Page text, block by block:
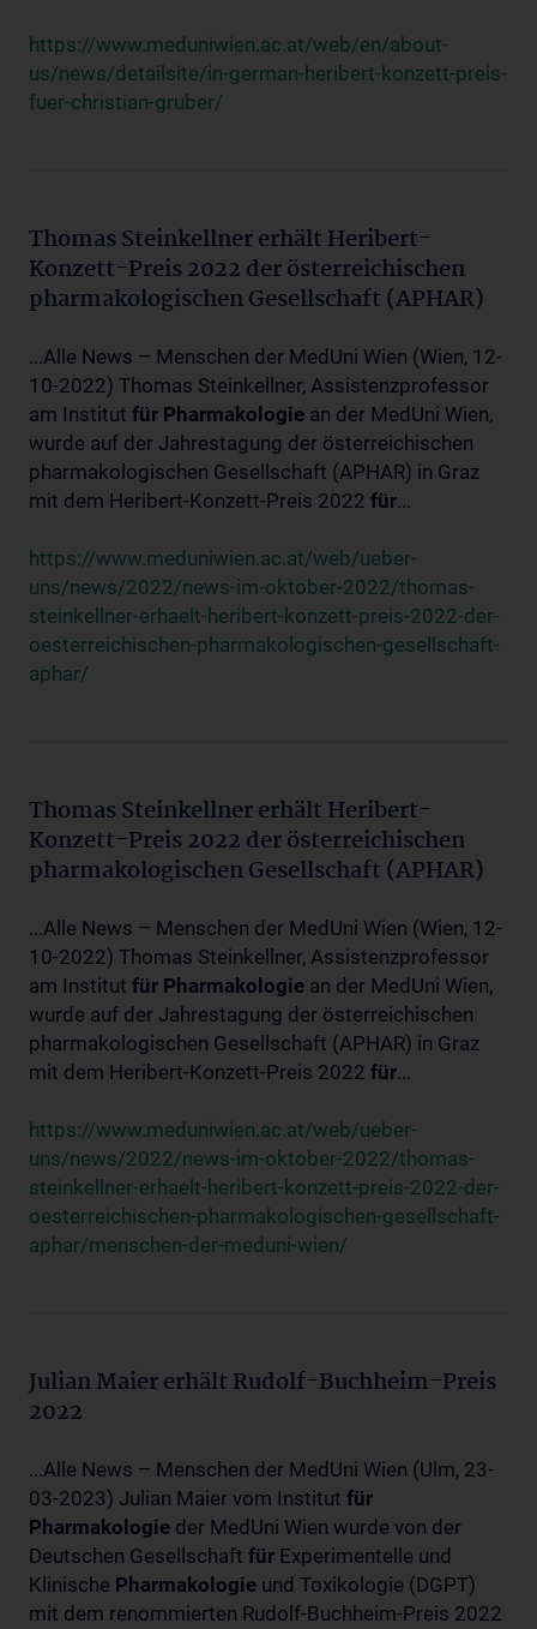
https://www.meduniwien.ac.at/web/en/about-
us/news/detailsite/in-german-heribert-konzett-preis-
fuer-christian-gruber/
Thomas Steinkellner erhält Heribert-
Konzett-Preis 2022 der österreichischen
pharmakologischen Gesellschaft (APHAR)
...Alle News – Menschen der MedUni Wien (Wien, 12-
10-2022) Thomas Steinkellner, Assistenzprofessor
am Institut für Pharmakologie an der MedUni Wien,
wurde auf der Jahrestagung der österreichischen
pharmakologischen Gesellschaft (APHAR) in Graz
mit dem Heribert-Konzett-Preis 2022 für...
https://www.meduniwien.ac.at/web/ueber-
uns/news/2022/news-im-oktober-2022/thomas-
steinkellner-erhaelt-heribert-konzett-preis-2022-der-
oesterreichischen-pharmakologischen-gesellschaft-
aphar/
Thomas Steinkellner erhält Heribert-
Konzett-Preis 2022 der österreichischen
pharmakologischen Gesellschaft (APHAR)
...Alle News – Menschen der MedUni Wien (Wien, 12-
10-2022) Thomas Steinkellner, Assistenzprofessor
am Institut für Pharmakologie an der MedUni Wien,
wurde auf der Jahrestagung der österreichischen
pharmakologischen Gesellschaft (APHAR) in Graz
mit dem Heribert-Konzett-Preis 2022 für...
https://www.meduniwien.ac.at/web/ueber-
uns/news/2022/news-im-oktober-2022/thomas-
steinkellner-erhaelt-heribert-konzett-preis-2022-der-
oesterreichischen-pharmakologischen-gesellschaft-
aphar/menschen-der-meduni-wien/
Julian Maier erhält Rudolf-Buchheim-Preis
2022
...Alle News – Menschen der MedUni Wien (Ulm, 23-
03-2023) Julian Maier vom Institut für
Pharmakologie der MedUni Wien wurde von der
Deutschen Gesellschaft für Experimentelle und
Klinische Pharmakologie und Toxikologie (DGPT)
mit dem renommierten Rudolf-Buchheim-Preis 2022